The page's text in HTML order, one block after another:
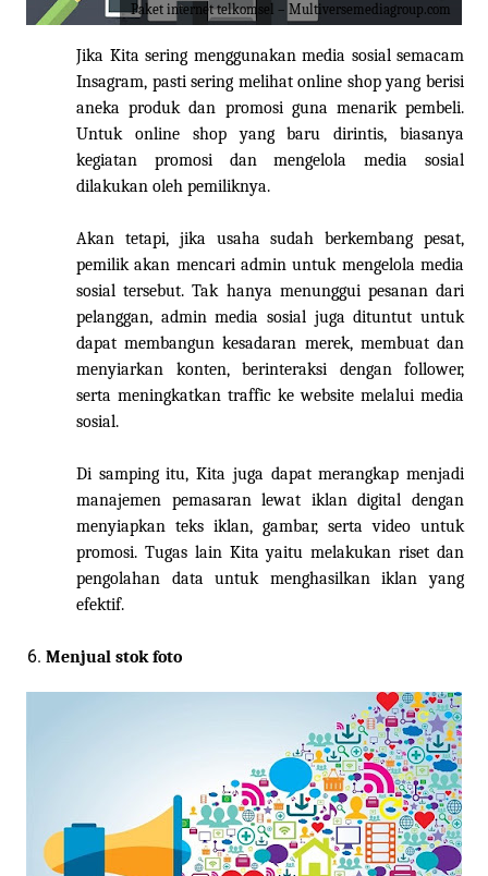
Paket internet telkomsel – Multiversemediagroup.com
Jika Kitasering menggunakan media sosial semacam
Insagram, pasti sering melihat online shop yang berisi
aneka produk dan promosi guna menarik pembeli.
Untuk online shop yang baru dirintis, biasanya
kegiatan promosi dan mengelola media sosial
dilakukan oleh pemiliknya.
Akan tetapi, jika usaha sudah berkembang pesat,
pemilik akan mencari admin untuk mengelola media
sosial tersebut. Tak hanya menunggui pesanan dari
pelanggan, admin media sosial juga dituntut untuk
dapat membangun kesadaran merek, membuat dan
menyiarkan konten, berinteraksi dengan follower,
serta meningkatkan traffic ke website melalui media
sosial.
Di samping itu,Kita juga dapat merangkap menjadi
manajemen pemasaran lewat iklan digital dengan
menyiapkan teks iklan, gambar, serta video untuk
promosi. Tugas lain Kitayaitu melakukan riset dan
pengolahan data untuk menghasilkan iklan yang
efektif.
Menjual stok foto